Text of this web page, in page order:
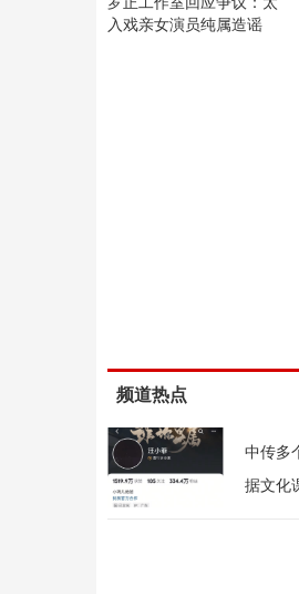
入戏亲女演员纯属造谣
频道热点
中传多
据文化